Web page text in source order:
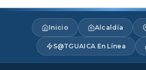
Inicio Alcaldía
S@TGUAICA En Línea